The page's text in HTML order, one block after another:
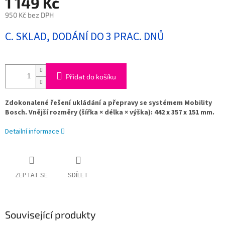
950 Kč bez DPH
cena:
C. SKLAD, DODÁNÍ DO 3 PRAC. DNŮ
Přidat do košíku
Zdokonalené řešení ukládání a přepravy se systémem Mobility
Bosch. Vnější rozměry (šířka × délka × výška): 442 x 357 x 151 mm.
Detailní informace
ZEPTAT SE SDÍLET
Související produkty